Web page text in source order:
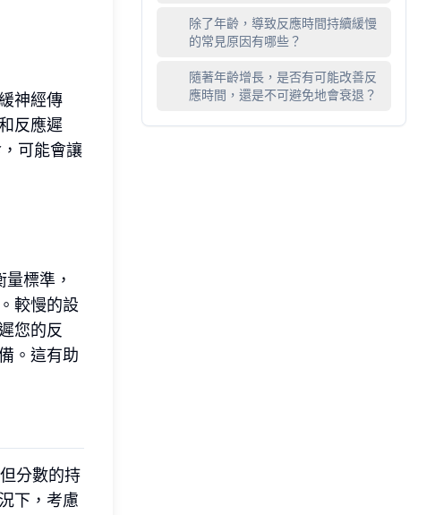
神經傳
反應遲
可能會讓
標準，
較慢的設
您的反
。這有助
分數的持
下，考慮
除了年齡，導致反應時間持續緩慢
的常見原因有哪些？
隨著年齡增長，是否有可能改善反
應時間，還是不可避免地會衰退？